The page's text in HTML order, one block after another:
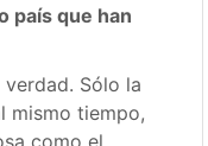
país que han
Sólo la
mismo tiempo,
como el